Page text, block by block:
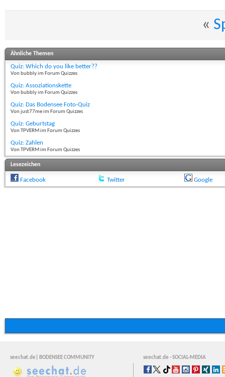
«
Ähnliche Themen
Quiz: Which do you like better??
Von bubbly im Forum Quizzes
Quiz: Assoziationskette
Von bubbly im Forum Quizzes
Quiz: Das Bodensee Foto-Quiz
Von just77me im Forum Quizzes
Quiz: Geburtstag
Von TPVERM im Forum Quizzes
Quiz: Zahlen
Von TPVERM im Forum Quizzes
Lesezeichen
Facebook Twitter Google
seechat.de| BODENSEE COMMUNITY seechat.de - SOCIAL-MEDIA